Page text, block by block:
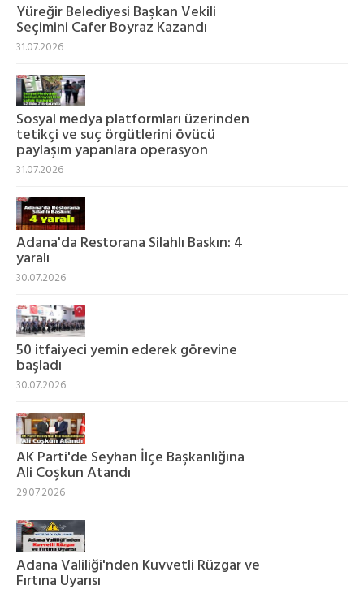
Yüreğir Belediyesi Başkan Vekili
Seçimini Cafer Boyraz Kazandı
31.07.2026
Sosyal medya platformları üzerinden
tetikçi ve suç örgütlerini övücü
paylaşım yapanlara operasyon
31.07.2026
Adana'da Restorana Silahlı Baskın: 4
yaralı
30.07.2026
50 itfaiyeci yemin ederek görevine
başladı
30.07.2026
AK Parti'de Seyhan İlçe Başkanlığına
Ali Coşkun Atandı
29.07.2026
Adana Valiliği'nden Kuvvetli Rüzgar ve
Fırtına Uyarısı